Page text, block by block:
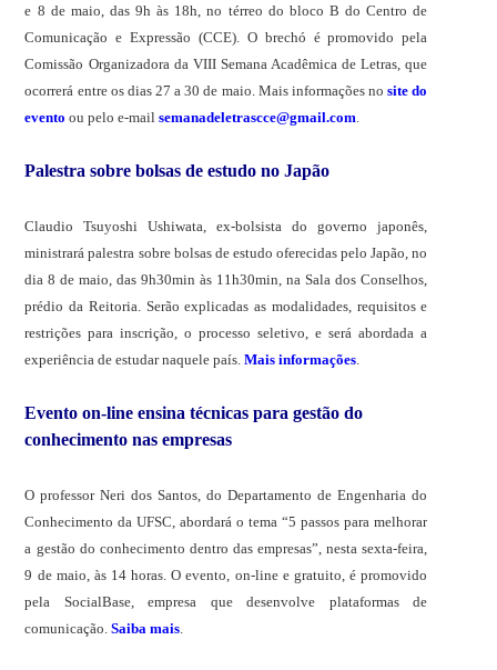
e 8 de maio, das 9h às 18h, no térreo do bloco B do Centro de
Comunicação e Expressão (CCE). O brechó é promovido pela
Comissão Organizadora da VIII Semana Acadêmica de Letras, que
ocorrerá entre os dias 27 a 30 de maio. Mais informações nosite do
evento ou pelo e-mailsemanadeletrascce@gmail.com
Palestra sobre bolsas de estudo no Japão
Claudio Tsuyoshi Ushiwata, ex-bolsista do governo japonês,
ministrará palestra sobre bolsas de estudo oferecidas pelo Japão, no
dia 8 de maio, das 9h30min às 11h30min, na Sala dos Conselhos,
prédio da Reitoria. Serão explicadas as modalidades, requisitos e
restrições para inscrição, o processo seletivo, e será abordada a
experiência de estudar naquele país.Mais informações
Evento on-line ensina técnicas para gestão do
conhecimento nas empresas
O professor Neri dos Santos, do Departamento de Engenharia do
Conhecimento da UFSC, abordará o tema “5 passos para melhorar
a gestão do conhecimento dentro das empresas”, nesta sexta-feira,
9 de maio, às 14 horas. O evento, on-line e gratuito, é promovido
pela SocialBase, empresa que desenvolve plataformas de
comunicação.Saiba mais